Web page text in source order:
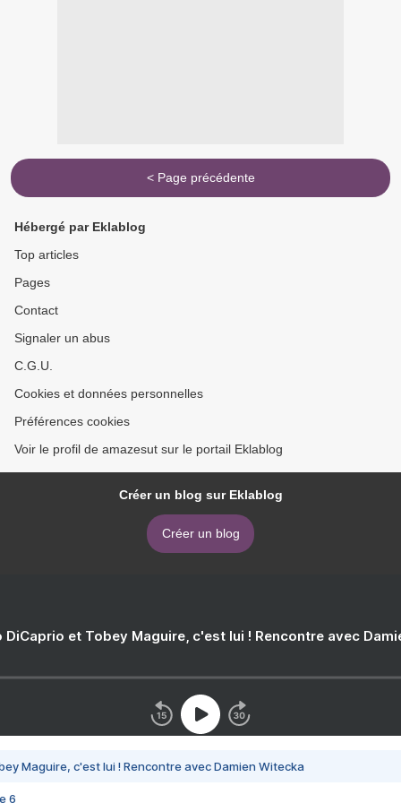
< Page précédente
Hébergé par Eklablog
Top articles
Pages
Contact
Signaler un abus
C.G.U.
Cookies et données personnelles
Préférences cookies
Voir le profil de amazesut sur le portail Eklablog
Créer un blog sur Eklablog
Créer un blog
DiCaprio et Tobey Maguire, c'est lui ! Rencontre avec
Maguire, c'est lui ! Rencontre avec Damien Witecka
6